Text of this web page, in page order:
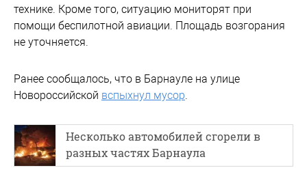
технике. Кроме того, ситуацию мониторят при
помощи беспилотной авиации. Площадь возгорания
не уточняется.
Ранее сообщалось, что в Барнауле на улице
Новороссийской вспыхнул мусор.
Несколько автомобилей сгорели в
разных частях Барнаула